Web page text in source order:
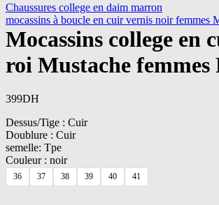
Chaussures college en daim marron
mocassins à boucle en cuir vernis noir femmes
Mocassins college en
roi Mustache femmes
399DH
Dessus/Tige : Cuir
Doublure : Cuir
semelle: Tpe
Couleur : noir
36 37 38 39 40 41